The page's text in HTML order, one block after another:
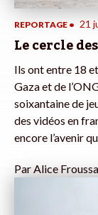
REPORTAGE • 21
Le cercle
Ils ont entre 18
Gaza et de
soixantaine de
des vidéos en
encore l’avenir
ParAlice